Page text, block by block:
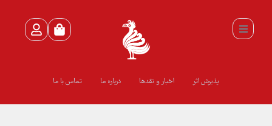
پذیرش اثر اخبار و نقدها درباره ما تماس با ما